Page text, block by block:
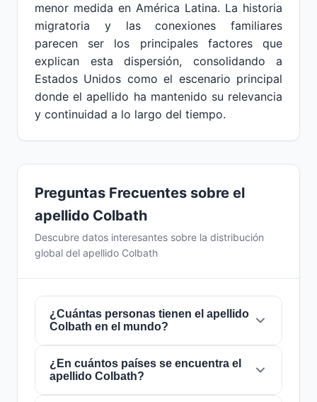
menor medida en América Latina. La historia
migratoria y las conexiones familiares
parecen ser los principales factores que
explican esta dispersión, consolidando a
Estados Unidos como el escenario principal
donde el apellido ha mantenido su relevancia
y continuidad a lo largo del tiempo.
Preguntas Frecuentes sobre el
apellido Colbath
Descubre datos interesantes sobre la distribución
global del apellido Colbath
¿Cuántas personas tienen el apellido
Colbath en el mundo?
Actualmente hay aproximadamente809
personascon el apellido
mundo. Esto significa que aproximadamente 1
¿En cuántos países se encuentra el
apellido Colbath?